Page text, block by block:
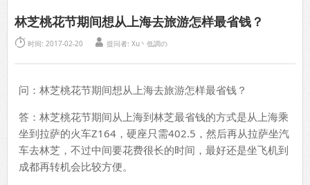
林芝桃花节期间想从上海去旅游怎样最省钱？
 时间: 2017-02-20  提问者: Xu丶低調の
问：林芝桃花节期间想从上海去旅游怎样最省钱？
答：林芝桃花节期间从上海到林芝最省钱的方式是从上海乘
坐到拉萨的火车Z164，硬座只需402.5，然后再从拉萨坐汽
车去林芝，不过中间要花费很长的时间，最好还是坐飞机到
成都再转机会比较方便。